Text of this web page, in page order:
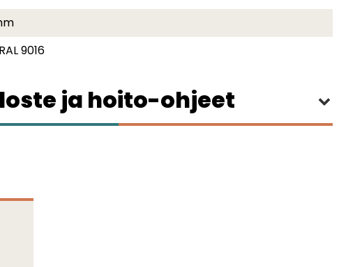
9016
ja hoito-ohjeet